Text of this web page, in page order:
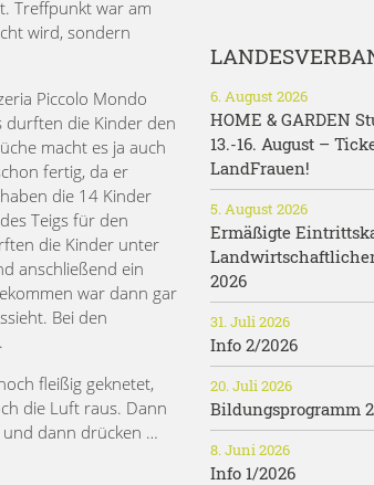
Treffpunkt war am
wird, sondern
Piccolo Mondo
durften die Kinder den
macht es ja auch
fertig, da er
die 14 Kinder
Teigs für den
die Kinder unter
anschließend ein
war dann gar
Bei den
fleißig geknetet,
die Luft raus. Dann
und dann drücken …
HOME & GARDEN
13.-16. August –
LandFrauen!
6. August 2026
Ermäßigte
2026
5. August 2026
Info 2/2026
31. Juli 2026
Bildungsprogramm
20. Juli 2026
Info 1/2026
8. Juni 2026